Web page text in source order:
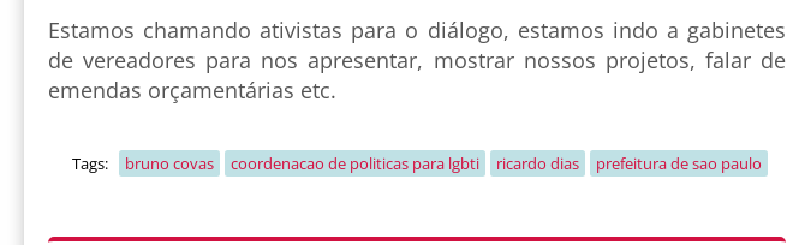
Estamos chamando ativistas para o diálogo, estamos indo a gabinetes
de vereadores para nos apresentar, mostrar nossos projetos, falar de
emendas orçamentárias etc.
Tags: bruno covas coordenacao de politicas para lgbti ricardo dias prefeitura de sao paulo